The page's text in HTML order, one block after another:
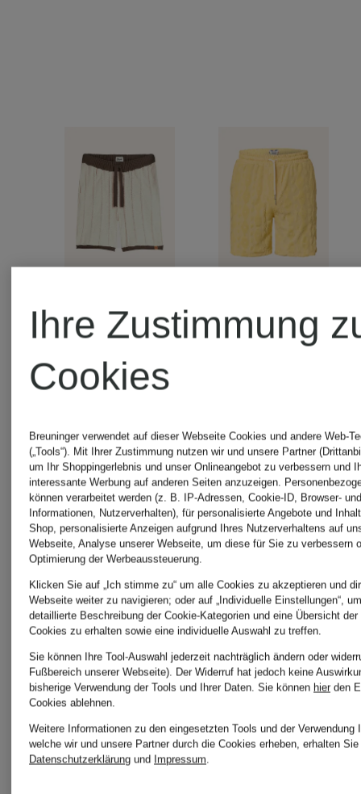
+Aktionsrabatt
SCOTCH
&
SODA
Strickshorts
69,99 €
Bestpreis:
59,49 €
Ursprünglich:
129,95 €
&
SODA
69,99 €
Bestpreis:
59,49 €
89,95 €
Ihre Zustimmung
Cookies
Breuninger verwendet auf dieser Webseite Cookies und andere Web-
(„Tools“). Mit Ihrer Zustimmung nutzen wir und unsere Partner
um Ihr Shoppingerlebnis und unser Onlineangebot zu verbessern und
interessante Werbung auf anderen Seiten anzuzeigen.
können verarbeitet werden (z. B. IP-Adressen, Cookie-ID, Browser-
Informationen, Nutzerverhalten), für personalisierte Angebote und
Shop, personalisierte Anzeigen aufgrund Ihres Nutzerverhaltens auf
Webseite, Analyse unserer Webseite, um diese für Sie zu verbessern
Optimierung der Werbeaussteuerung.
Klicken Sie auf „Ich stimme zu“ um alle Cookies zu akzeptieren und
Webseite weiter zu navigieren; oder auf „Individuelle Einstellungen“,
detaillierte Beschreibung der Cookie-Kategorien und eine Übersicht
Cookies zu erhalten sowie eine individuelle Auswahl zu treffen.
Sie können Ihre Tool-Auswahl jederzeit nachträglich ändern oder
Fußbereich unserer Webseite). Der Widerruf hat jedoch keine
bisherige Verwendung der Tools und Ihrer Daten. Sie können hier den
Cookies ablehnen.
Weitere Informationen zu den eingesetzten Tools und der Verwendung
welche wir und unsere Partner durch die Cookies erheben, erhalten
Datenschutzerklärung und Impressum.